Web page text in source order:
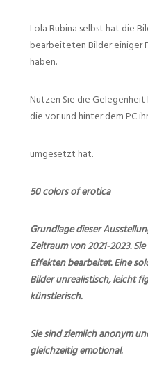
Lola Rubina selbst hat die
bearbeiteten Bilder einiger
haben.
Nutzen Sie die Gelegenheit
die vor und hinter dem PC
umgesetzt hat.
50 colors of erotica
Grundlage dieser
Zeitraum von 2021-2023.
Effekten bearbeitet. Eine
Bilder unrealistisch, leicht
künstlerisch.
Sie sind ziemlich anonym
gleichzeitig emotional.